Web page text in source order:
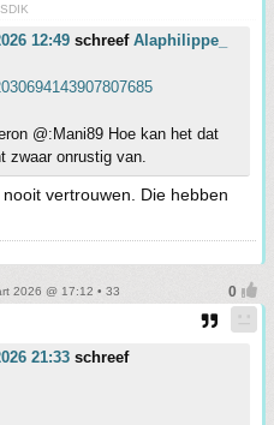
12:49 schreef Alaphilippe_
@:Mani89 Hoe kan het dat
zwaar onrustig van.
vertrouwen. Die hebben
2026 @ 17:12 • 33
21:33 schreef